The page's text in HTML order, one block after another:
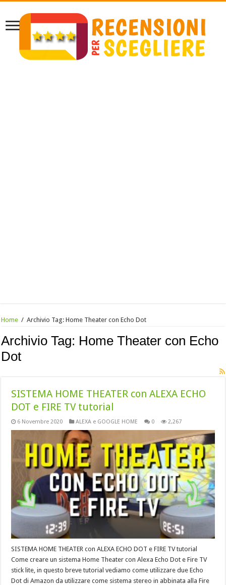
Home / Archivio Tag:Home Theater con Echo Dot
Archivio Tag: Home Theater con Echo
Dot
SISTEMA HOME THEATER con ALEXA ECHO
DOT e FIRE TV tutorial
6 Novembre 2020 ALEXA e GOOGLE HOME 0 2,267
SISTEMA HOME THEATER con ALEXA ECHO DOT e FIRE TV tutorial
Come creare un sistema Home Theater con Alexa Echo Dot e Fire TV
stick lite, in questo breve tutorial vediamo come utilizzare due Echo
Dot di Amazon da utilizzare come sistema stereo in abbinata alla Fire